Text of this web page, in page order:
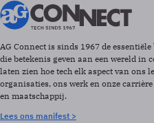
AG Connect is sinds 1967 de
die betekenis geven aan een wereld in
laten zien hoe tech elk aspect van ons
organisaties, ons werk en onze
en maatschappij.
Lees ons manifest >